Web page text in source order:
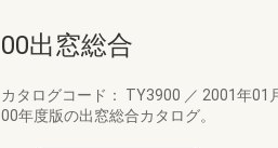
00出窓総合
カタログコード： TY3900 ／ 2001年01
00年度版の出窓総合カタログ。